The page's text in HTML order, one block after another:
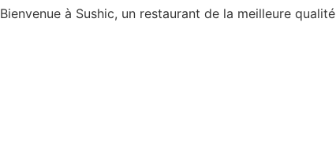
Bienvenue à Sushic, un restaurant de la meilleure qualité